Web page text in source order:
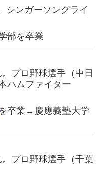
シンガーソングライ
部を卒業
プロ野球選手（中日
ハムファイター
卒業→慶應義塾大学
プロ野球選手（千葉